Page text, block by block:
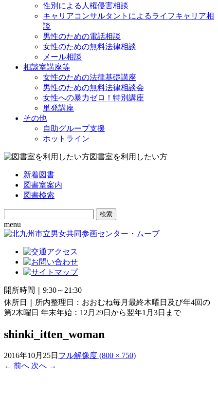
性別による人権侵害相談
キャリアコンサルタントによるライフキャリア相
談
男性のための電話相談
女性のための無料法律相談
メール相談
相談室講座等
女性のための法律基礎講座
男性のための無料法律相談会
女性への暴力ゼロ！特別講座
単発講座
その他
自助グループ支援
ホットライン
図書室を利用したい方
新着図書
図書室案内
図書検索
Search
for:
menu
開所時間｜9:30～21:30
休所日｜所内整理日：おおむね毎月最終木曜日及び年4回の
第2木曜日 年末年始：12月29日から翌年1月3日まで
shinki_itten_woman
2016年10月25日 フル解像度 (800 × 750)
← 前へ 次へ →